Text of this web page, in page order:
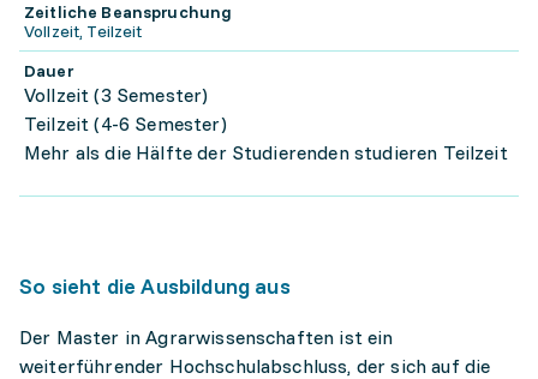
Zeitliche Beanspruchung
Vollzeit, Teilzeit
Dauer
Vollzeit (3 Semester)
Teilzeit (4-6 Semester)
Mehr als die Hälfte der Studierenden studieren Teilzeit
So sieht die Ausbildung aus
Der Master in Agrarwissenschaften ist ein
weiterführender Hochschulabschluss, der sich auf die